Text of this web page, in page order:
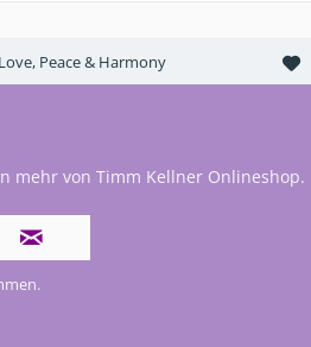
Peace & Harmony
mehr von Timm Kellner Onlineshop.